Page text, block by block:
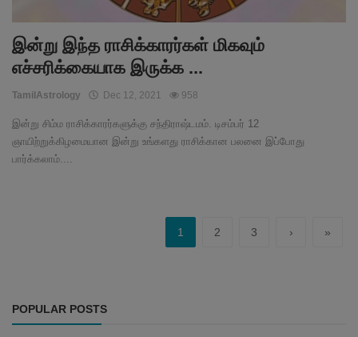
இன்று இந்த ராசிக்காரர்கள் மிகவும்
எச்சரிக்கையாக இருக்க ...
TamilAstrology Dec 12, 2021 958
இன்று சிம்ம ராசிக்காரர்களுக்கு சந்திராஷ்டமம். டிசம்பர் 12
ஞாயிற்றுக்கிழமையான இன்று உங்களது ராசிக்கான பலனை இப்போது
பார்க்கலாம்....
1 2 3 › »
POPULAR POSTS